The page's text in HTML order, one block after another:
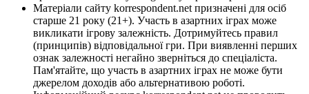
Матеріали сайту korrespondent.net призначені для осіб
старше 21 року (21+). Участь в азартних іграх може
викликати ігрову залежність. Дотримуйтесь правил
(принципів) відповідальної гри. При виявленні перших
ознак залежності негайно зверніться до спеціаліста.
Пам'ятайте, що участь в азартних іграх не може бути
джерелом доходів або альтернативою роботі.